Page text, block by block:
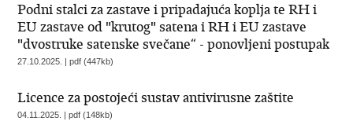
Podni stalci za zastave i pripadajuća koplja te RH i
EU zastave od "krutog" satena i RH i EU zastave
"dvostruke satenske svečane“ - ponovljeni postupak
27.10.2025. | pdf (447kb)
Licence za postojeći sustav antivirusne zaštite
04.11.2025. | pdf (148kb)